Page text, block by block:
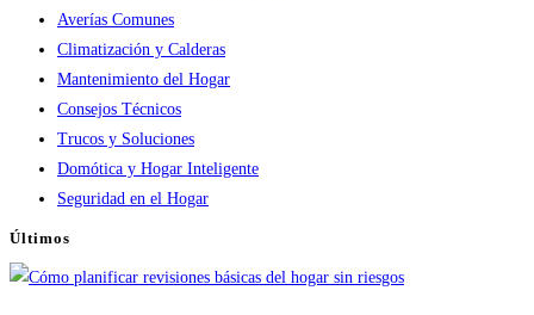
Averías Comunes
Climatización y Calderas
Mantenimiento del Hogar
Consejos Técnicos
Trucos y Soluciones
Domótica y Hogar Inteligente
Seguridad en el Hogar
Últimos